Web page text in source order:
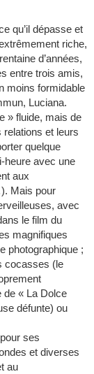
qu’il dépasse et
riche,
d’années,
entre trois amis,
moins formidable
Luciana.
» fluide, mais de
et leurs
quelque
heure avec une
aux
Mais pour
avec
le film du
magnifiques
photographique ;
cocasses (le
de « La Dolce
défunte) ou
ses
et diverses
au